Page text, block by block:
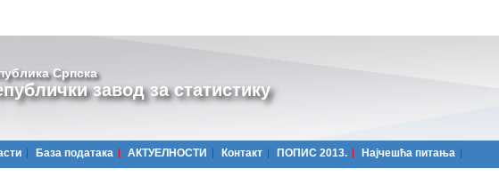
Српска
завод за статистику
Базa података АКТУЕЛНОСТИ Контакт ПОПИС 2013. Најчешћa питања